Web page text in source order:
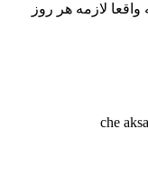
لازمه هر روز
che